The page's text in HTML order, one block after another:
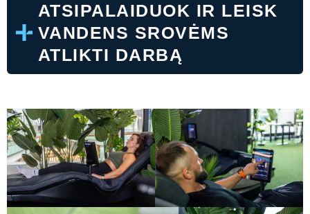
ATSIPALAIDUOK IR LEISK
VANDENS SROVĖMS
ATLIKTI DARBĄ